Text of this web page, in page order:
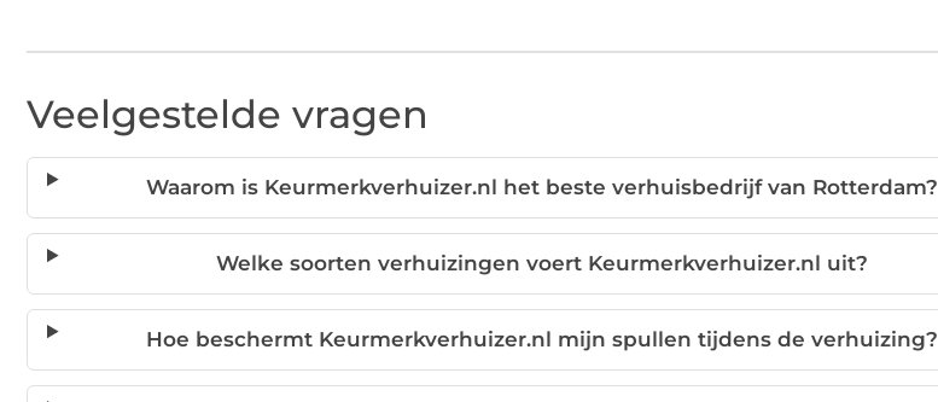
Veelgestelde vragen
Waarom is Keurmerkverhuizer.nl het beste verhuisbedrijf van Rotterdam?
Welke soorten verhuizingen voert Keurmerkverhuizer.nl uit?
Hoe beschermt Keurmerkverhuizer.nl mijn spullen tijdens de verhuizing?